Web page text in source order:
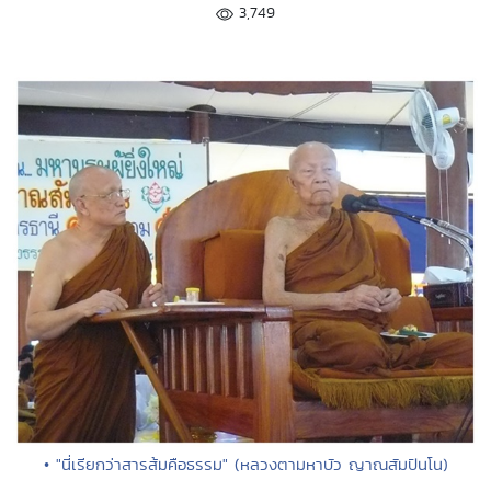
3,749
• "นี่เรียกว่าสารส้มคือธรรม" (หลวงตามหาบัว ญาณสัมปันโน)